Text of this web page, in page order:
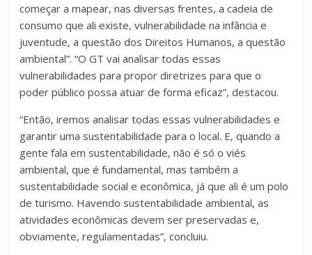
começar a mapear, nas diversas frentes, a cadeia de
consumo que ali existe, vulnerabilidade na infância e
juventude, a questão dos Direitos Humanos, a questão
ambiental”. “O GT vai analisar todas essas
vulnerabilidades para propor diretrizes para que o
poder público possa atuar de forma eficaz”, destacou.
“Então, iremos analisar todas essas vulnerabilidades e
garantir uma sustentabilidade para o local. E, quando a
gente fala em sustentabilidade, não é só o viés
ambiental, que é fundamental, mas também a
sustentabilidade social e econômica, já que ali é um polo
de turismo. Havendo sustentabilidade ambiental, as
atividades econômicas devem ser preservadas e,
obviamente, regulamentadas”, concluiu.